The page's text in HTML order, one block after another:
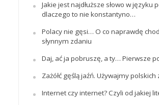
Jakie jest najdłuższe słowo w języku
dlaczego to nie konstantyno…
Polacy nie gęsi… O co naprawdę
słynnym zdaniu
Daj, ać ja pobruszę, a ty… Pierwsze
Zażółć gęślą jaźń. Używajmy polskich
Internet czy internet? Czyli od jakiej